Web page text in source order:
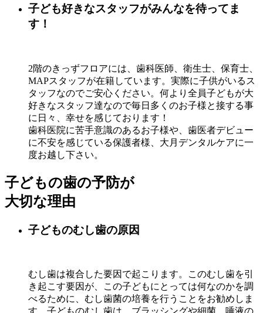
子ども好きなスタッフがみんなを待ってま
す！
2階のきっずフロアには、歯科医師、衛生士、保育士、
MAPスタッフが在籍しています。実際に子供がいるス
タッフなのでご安心ください。何より全員子どもが大
好きなスタッフ達なので毎日多くのお子様と接する事
に日々、幸せを感じております！
歯科医院に苦手意識のあるお子様や、歯医者デビュー
に不安を感じている保護者様、大月デンタルケアに一
度お越し下さい。
子どもの歯の予防が
大切な理由
子どものむし歯の原因
むし歯は複合した要因で起こります。このむし歯を引
き起こす要因が、この子どもにとっては何なのかを調
べるために、むし歯菌の培養を行うことをお勧めしま